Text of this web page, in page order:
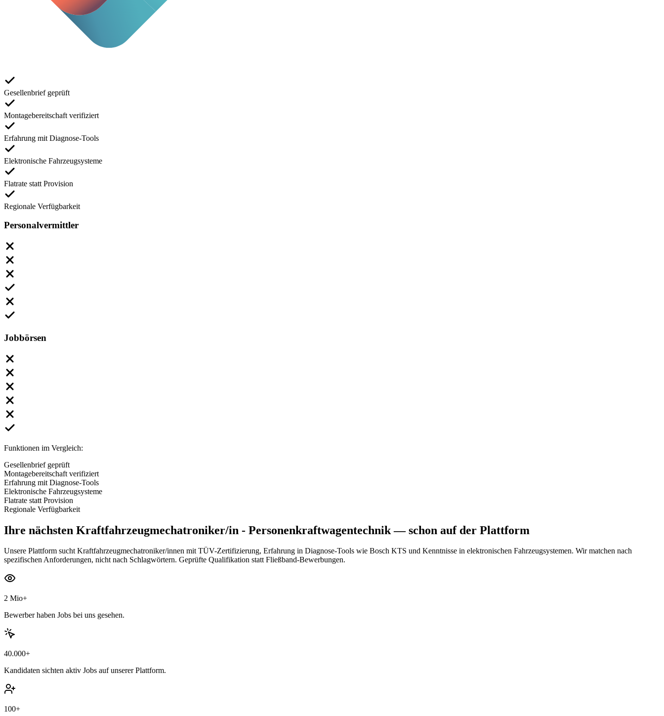
Gesellenbrief geprüft
Montagebereitschaft verifiziert
Erfahrung mit Diagnose-Tools
Elektronische Fahrzeugsysteme
Flatrate statt Provision
Regionale Verfügbarkeit
Personalvermittler
Jobbörsen
Funktionen im Vergleich:
Gesellenbrief geprüft
Montagebereitschaft verifiziert
Erfahrung mit Diagnose-Tools
Elektronische Fahrzeugsysteme
Flatrate statt Provision
Regionale Verfügbarkeit
Ihre nächsten Kraftfahrzeugmechatroniker/in - Personenkraftwagentechnik— schon auf der Plattform
Unsere Plattform sucht Kraftfahrzeugmechatroniker/innen mit TÜV-Zertifizierung, Erfahrung in Diagnose-Tools wie Bosch KTS und Kenntnisse in elektronischen Fahrzeugsystemen. Wir matchen nach
spezifischen Anforderungen, nicht nach Schlagwörtern. Geprüfte Qualifikation statt Fließband-Bewerbungen.
2 Mio+
Bewerber haben Jobs bei uns gesehen.
40.000+
Kandidaten sichten aktiv Jobs auf unserer Plattform.
100+